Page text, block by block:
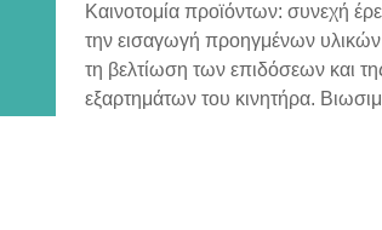
Καινοτομία προϊόντων: συνεχή
την εισαγωγή προηγμένων υλικών
τη βελτίωση των επιδόσεων και
εξαρτημάτων του κινητήρα.